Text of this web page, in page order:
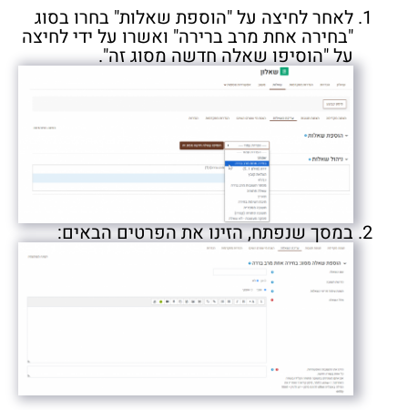
לאחר לחיצה על "הוספת שאלות" בחרו בסוג
"בחירה אחת מרב ברירה" ואשרו על ידי לחיצה
על "הוסיפו שאלה חדשה מסוג זה".
במסך שנפתח, הזינו את הפרטים הבאים: